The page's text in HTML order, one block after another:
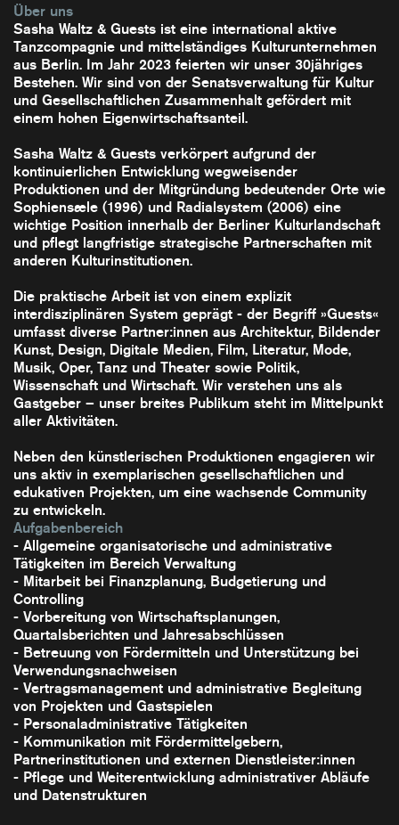
Über uns
Sasha Waltz & Guests ist eine international aktive
Tanzcompagnie und mittelständiges Kulturunternehmen
aus Berlin. Im Jahr 2023 feierten wir unser 30jähriges
Bestehen. Wir sind von der Senatsverwaltung für Kultur
und Gesellschaftlichen Zusammenhalt gefördert mit
einem hohen Eigenwirtschaftsanteil.
Sasha Waltz & Guests verkörpert aufgrund der
kontinuierlichen Entwicklung wegweisender
Produktionen und der Mitgründung bedeutender Orte wie
Sophiensæle (1996) und Radialsystem (2006) eine
wichtige Position innerhalb der Berliner Kulturlandschaft
und pflegt langfristige strategische Partnerschaften mit
anderen Kulturinstitutionen.
Die praktische Arbeit ist von einem explizit
interdisziplinären System geprägt - der Begriff »Guests«
umfasst diverse Partner:innen aus Architektur, Bildender
Kunst, Design, Digitale Medien, Film, Literatur, Mode,
Musik, Oper, Tanz und Theater sowie Politik,
Wissenschaft und Wirtschaft. Wir verstehen uns als
Gastgeber – unser breites Publikum steht im Mittelpunkt
aller Aktivitäten.
Neben den künstlerischen Produktionen engagieren wir
uns aktiv in exemplarischen gesellschaftlichen und
edukativen Projekten, um eine wachsende Community
zu entwickeln.
Aufgabenbereich
- Allgemeine organisatorische und administrative
Tätigkeiten im Bereich Verwaltung
- Mitarbeit bei Finanzplanung, Budgetierung und
Controlling
- Vorbereitung von Wirtschaftsplanungen,
Quartalsberichten und Jahresabschlüssen
- Betreuung von Fördermitteln und Unterstützung bei
Verwendungsnachweisen
- Vertragsmanagement und administrative Begleitung
von Projekten und Gastspielen
- Personaladministrative Tätigkeiten
- Kommunikation mit Fördermittelgebern,
Partnerinstitutionen und externen Dienstleister:innen
- Pflege und Weiterentwicklung administrativer Abläufe
und Datenstrukturen